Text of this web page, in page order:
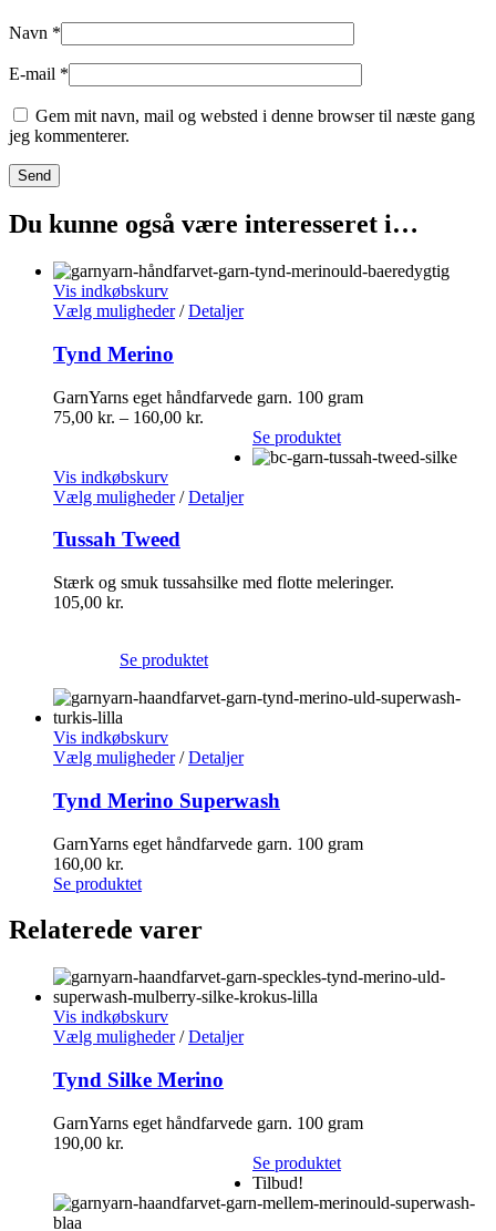
Navn *
E-mail *
Gem mit navn, mail og websted i denne browser til næste gang
jeg kommenterer.
Du kunne også være interesseret i…
Vis indkøbskurv
Vælg muligheder/ Detaljer
Tynd Merino
GarnYarns eget håndfarvede garn. 100 gram
75,00 kr. – 160,00 kr.
Se produktet
Vis indkøbskurv
Vælg muligheder/ Detaljer
Tussah Tweed
Stærk og smuk tussahsilke med flotte meleringer.
105,00 kr.
Se produktet
Vis indkøbskurv
Vælg muligheder/ Detaljer
Tynd Merino Superwash
GarnYarns eget håndfarvede garn. 100 gram
160,00 kr.
Se produktet
Relaterede varer
Vis indkøbskurv
Vælg muligheder/ Detaljer
Tynd Silke Merino
GarnYarns eget håndfarvede garn. 100 gram
190,00 kr.
Se produktet
Tilbud!